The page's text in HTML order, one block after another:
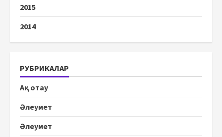
2015
2014
РУБРИКАЛАР
Ақ отау
Әлеумет
Әлеумет